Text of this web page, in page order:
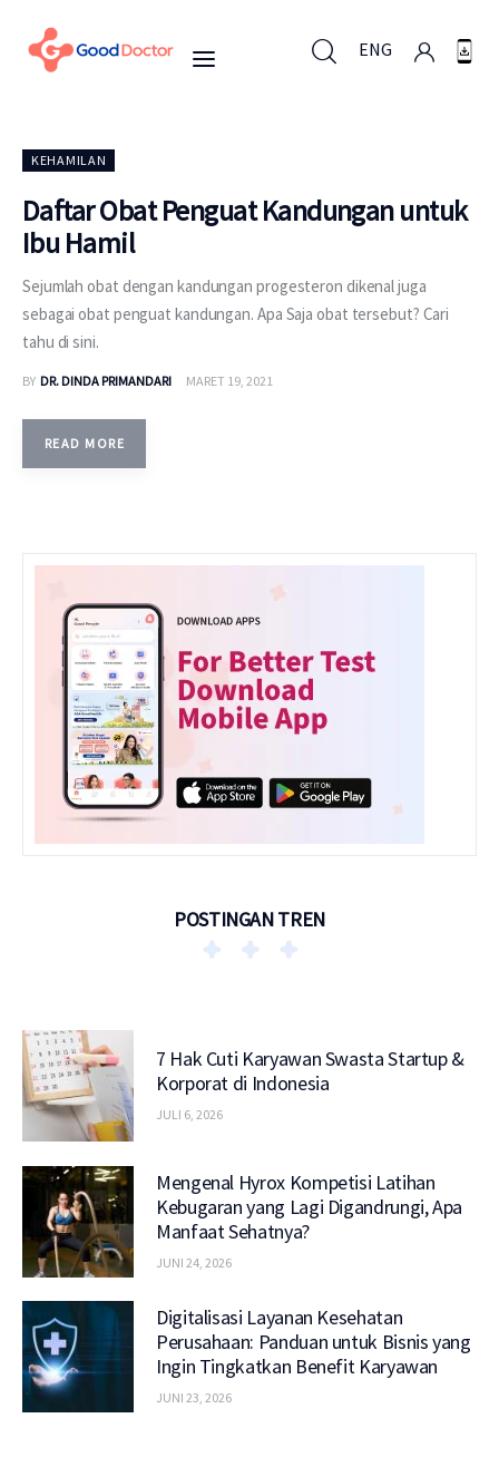
ENG
Untuk Bisnis
Untuk Anda
Berita
Layanan
KEHAMILAN
Daftar Obat Penguat Kandungan untuk
Ibu Hamil
Sejumlah obat dengan kandungan progesteron dikenal juga
sebagai obat penguat kandungan. Apa Saja obat tersebut? Cari
tahu di sini.
BY DR. DINDA PRIMANDARI MARET 19, 2021
READ MORE
POSTINGAN TREN
7 Hak Cuti Karyawan Swasta Startup &
Korporat di Indonesia
JULI 6, 2026
Mengenal Hyrox Kompetisi Latihan
Kebugaran yang Lagi Digandrungi, Apa
Manfaat Sehatnya?
JUNI 24, 2026
Digitalisasi Layanan Kesehatan
Perusahaan: Panduan untuk Bisnis yang
Ingin Tingkatkan Benefit Karyawan
JUNI 23, 2026